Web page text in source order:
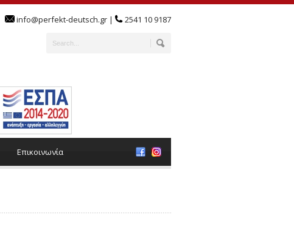
info@perfekt-deutsch.gr | 2541 10 9187
Επικοινωνία